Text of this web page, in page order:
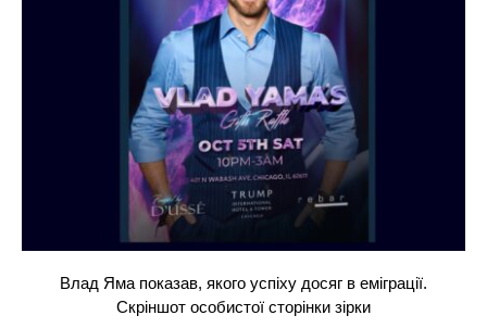
Влад Яма показав, якого успіху досяг в еміграції.
Скріншот особистої сторінки зірки